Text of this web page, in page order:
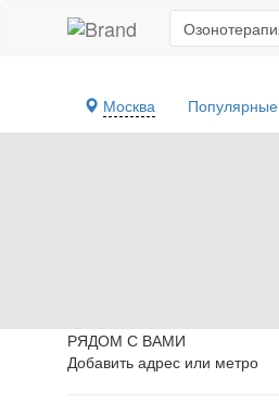
Москва Популярные
РЯДОМ С ВАМИ
Добавить адрес или метро